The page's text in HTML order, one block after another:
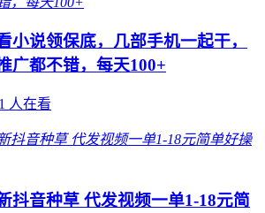
小说领保底，几部手机一起干，
广都不错，每天100+
人在看
抖音种草 代发视频一单1-18元简